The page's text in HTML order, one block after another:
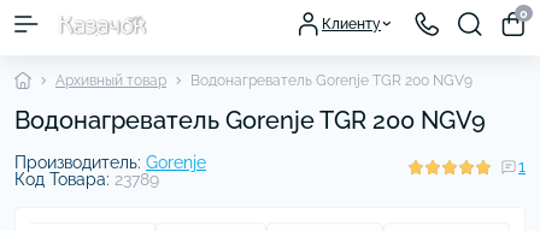
Клиенту
0
Архивный товар Водонагреватель Gorenje TGR 200 NGV9
Водонагреватель Gorenje TGR 200 NGV9
Производитель: Gorenje
Код Товара: 23789
1